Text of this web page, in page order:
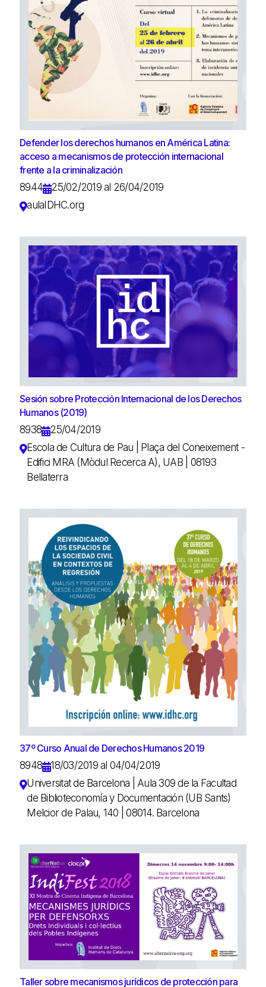
Defender los derechos humanos en América Latina:
acceso a mecanismos de protección internacional
frente a la criminalización
8944
25/02/2019 al 26/04/2019
aulaIDHC.org
Sesión sobre Protección Internacional de los Derechos
Humanos (2019)
8938
25/04/2019
Escola de Cultura de Pau | Plaça del Coneixement -
Edifici MRA (Mòdul Recerca A), UAB | 08193
Bellaterra
37º Curso Anual de Derechos Humanos 2019
8948
18/03/2019 al 04/04/2019
Universitat de Barcelona | Aula 309 de la Facultad
de Biblioteconomía y Documentación (UB Sants)
Melcior de Palau, 140 | 08014. Barcelona
Taller sobre mecanismos jurídicos de protección para